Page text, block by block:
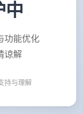
中
功能优化
谅解
持与理解